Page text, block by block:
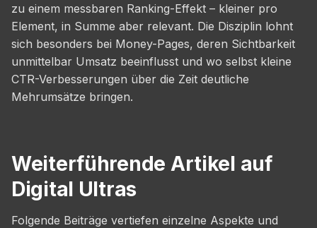
zu einem messbaren Ranking-Effekt – kleiner pro
Element, in Summe aber relevant. Die Disziplin lohnt
sich besonders bei Money-Pages, deren Sichtbarkeit
unmittelbar Umsatz beeinflusst und wo selbst kleine
CTR-Verbesserungen über die Zeit deutliche
Mehrumsätze bringen.
Weiterführende Artikel auf
Digital Ultras
Folgende Beiträge vertiefen einzelne Aspekte und